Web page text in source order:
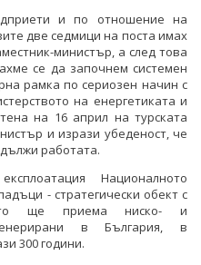
и по отношение на
две седмици на поста имах
министър, а след това
се да започнем системен
рамка по сериозен начин с
на енергетиката и
на 16 април на турската
и изрази убеденост, че
работата.
Националното
- стратегически обект с
ще приема ниско- и
в България, в
300 години.